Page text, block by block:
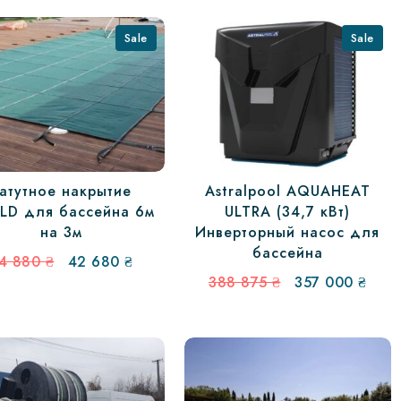
309
060 ₴.
950
Sale
накрытие
для бассейна 6м
на 3м
880₴
Первоначальная
880 ₴.
42 680₴Текущая
Sale
Astralpool AQUAHEAT
ULTRA (34,7 кВт)
Инверторный насос для
бассейна
388 875₴
388
357 000₴
000